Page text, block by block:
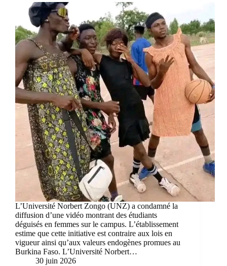
L’Université Norbert Zongo (UNZ) a condamné la
diffusion d’une vidéo montrant des étudiants
déguisés en femmes sur le campus. L’établissement
estime que cette initiative est contraire aux lois en
vigueur ainsi qu’aux valeurs endogènes promues au
Burkina Faso. L’Université Norbert…
30 juin 2026